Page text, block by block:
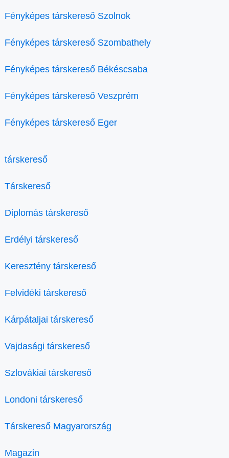
Fényképes társkereső Szolnok
Fényképes társkereső Szombathely
Fényképes társkereső Békéscsaba
Fényképes társkereső Veszprém
Fényképes társkereső Eger
társkereső
Társkereső
Diplomás társkereső
Erdélyi társkereső
Keresztény társkereső
Felvidéki társkereső
Kárpátaljai társkereső
Vajdasági társkereső
Szlovákiai társkereső
Londoni társkereső
Társkereső Magyarország
Magazin